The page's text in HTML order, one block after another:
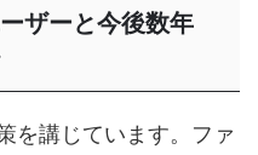
ザーと今後数年
を講じています。ファ